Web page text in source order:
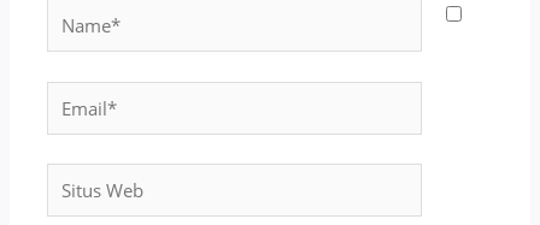
Name*
Situs
Web